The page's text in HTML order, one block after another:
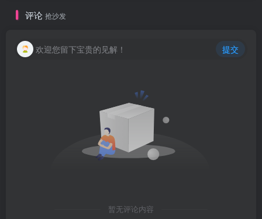
评论 抢沙发
欢迎您留下宝贵的见解！ 提交
暂无评论内容